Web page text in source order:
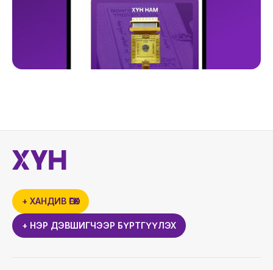
+ ХАНДИВ ӨГӨХ
+ НЭР ДЭВШИГЧЭЭР БҮРТГҮҮЛЭХ